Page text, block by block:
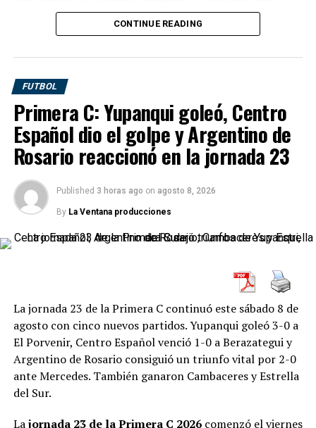
Excursionistas intentó modificar el desarrollo con varios
cambios, pero no logró alcanzar la igualdad.
El conjunto del Bajo Belgrano realizó cuatro variantes
Blanco, Lucas Chambi y William Giménez ingresaron
Brown respondió administrando la ventaja y realizando
modificaciones durante el tramo final.
Gol
contundente al golear 4-1 a Douglas Haig en Pergamino
y quedó como único equipo con puntaje ideal en la Zona
La jornada había comenzado el viernes con la derrota de
Juventud Antoniana por 2-0 frente a Alvarado en Salta
y el empate 1-1 entre Sportivo Belgrano y 9 de Julio de
Rafaela.
DESDE LA VENTANA
Al momento de este informe, resta únicamente
América-Defensores de Belgrano de Villa Ramallo
CONTINUE READING
FUTBOL
Primera C: Yupanqui goleó, Centro
Español dio el golpe y Argentino de
Rosario reaccionó en la jornada 23
Published 3 horas ago on agosto 8, 2026
By La Ventana producciones
La jornada 23 de la Primera C continuó este sábado 8 de
agosto con cinco nuevos partidos. Yupanqui goleó 3-0 a
El Porvenir, Centro Español venció 1-0 a Berazategui y
Argentino de Rosario consiguió un triunfo vital por 2-0
ante Mercedes. También ganaron Cambaceres y Estrella
del Sur.
Lajornada 23 de la Primera C 2026comenzó el viernes